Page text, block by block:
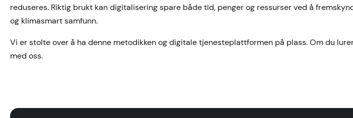
reduseres. Riktig brukt kan digitalisering spare både tid, penger og ressurser ved å
og klimasmart samfunn.
Vi er stolte over å ha denne metodikken og digitale tjenesteplattformen på plass. Om du
med oss.